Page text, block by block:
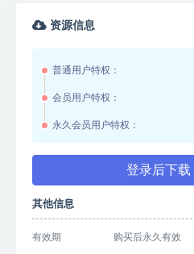
资源信息
普通用户特权：
会员用户特权：
永久会员用户特权：
登录后下载
其他信息
有效期 购买后永久有效